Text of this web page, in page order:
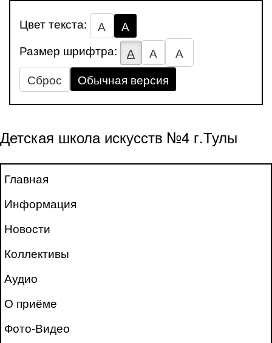
Цвет текста: А
А
Размер шрифтра:
А А
А
Сброс
Обычная версия
Детская школа искусств №4 г.Тулы
Главная
Информация
Новости
Коллективы
Аудио
О приёме
Фото-Видео